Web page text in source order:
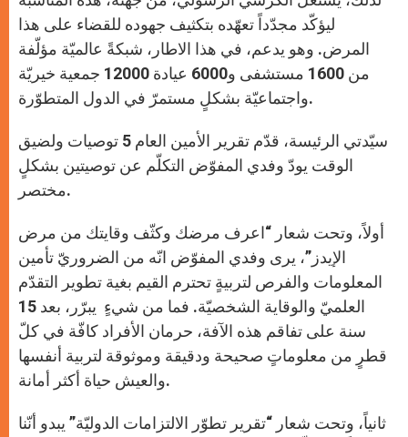
ليؤكّد مجدّداً تعهّده بتكثيف جهوده للقضاء على هذا
المرض. وهو يدعم، في هذا الاطار، شبكةً عالميّة مؤلّفة
من 1600 مستشفى و6000 عيادة 12000 جمعية خيريّة
واجتماعيّة بشكلٍ مستمرّ في الدول المتطوّرة.
سيّدتي الرئيسة، قدّم تقرير الأمين العام 5 توصيات ولضيق
الوقت يودّ وفدي المفوّض التكلّم عن توصيتين بشكلٍ
مختصر.
أولاً، وتحت شعار “اعرف مرضك وكثّف وقايتك من مرض
الإيدز”، يرى وفدي المفوّض انّه من الضروريّ تأمين
المعلومات والفرص لتربيةٍ تحترم القيم بغية تطوير التقدّم
العلميّ والوقاية الشخصيّة. فما من شيءٍ يبرّر، بعد 15
سنة على تفاقم هذه الآفة، حرمان الأفراد كافّة في كلّ
قطرٍ من معلوماتٍ صحيحة ودقيقة وموثوقة لتربية أنفسها
والعيش حياة أكثر أمانة.
ثانياً، وتحت شعار “تقرير تطوّر الالتزامات الدوليّة” يبدو أنّنا